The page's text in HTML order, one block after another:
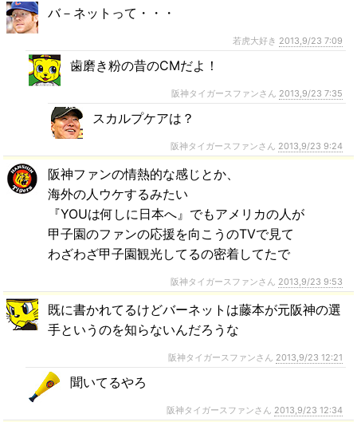
バ－ネットって・・・
若虎大好き 2013,9/23 7:09
歯磨き粉の昔のCMだよ！
阪神タイガースファンさん 2013,9/23 7:35
スカルプケアは？
阪神タイガースファンさん 2013,9/23 9:24
阪神ファンの情熱的な感じとか、
海外の人ウケするみたい
『YOUは何しに日本へ』でもアメリカの人が
甲子園のファンの応援を向こうのTVで見て
わざわざ甲子園観光してるの密着してたで
阪神タイガースファンさん 2013,9/23 9:53
既に書かれてるけどバーネットは藤本が元阪神の選
手というのを知らないんだろうな
阪神タイガースファンさん 2013,9/23 12:21
聞いてるやろ
阪神タイガースファンさん 2013,9/23 12:34